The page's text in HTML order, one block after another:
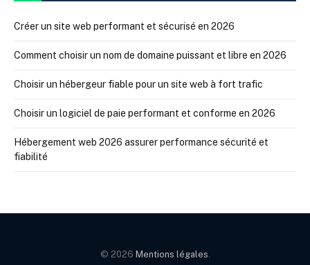
Créer un site web performant et sécurisé en 2026
Comment choisir un nom de domaine puissant et libre en 2026
Choisir un hébergeur fiable pour un site web à fort trafic
Choisir un logiciel de paie performant et conforme en 2026
Hébergement web 2026 assurer performance sécurité et
fiabilité
© 2026 Mentions légales.